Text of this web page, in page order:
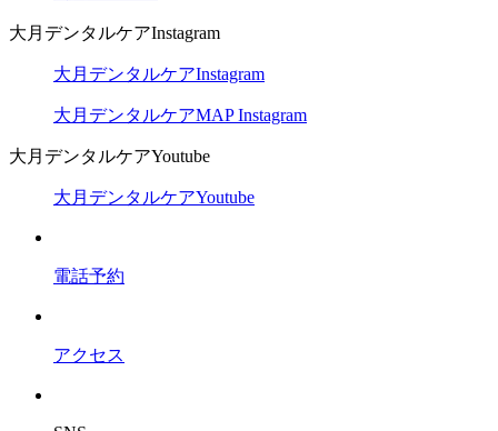
大月デンタルケアInstagram
大月デンタルケアInstagram
大月デンタルケアMAP Instagram
大月デンタルケアYoutube
大月デンタルケアYoutube
電話予約
アクセス